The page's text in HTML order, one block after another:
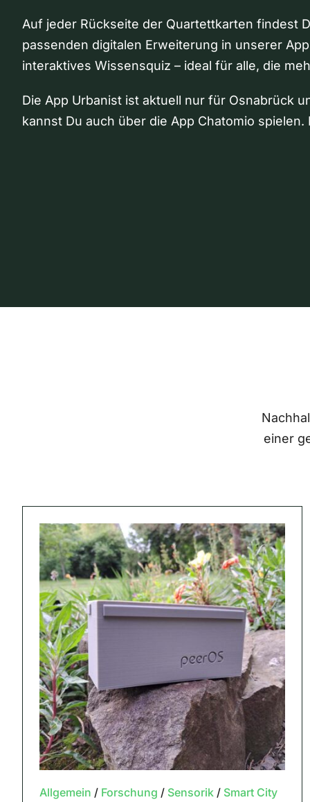
Auf jeder Rückseite der Quartettkarten findest
passenden digitalen Erweiterung in unserer
interaktives Wissensquiz – ideal für alle, die
Die App Urbanist ist aktuell nur für Osnabrück
kannst Du auch über die App Chatomio
einer
Allgemein / Forschung / Sensorik/ Smart City